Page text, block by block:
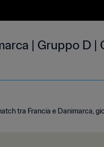
| Gruppo D
tra Francia e Danimarca,